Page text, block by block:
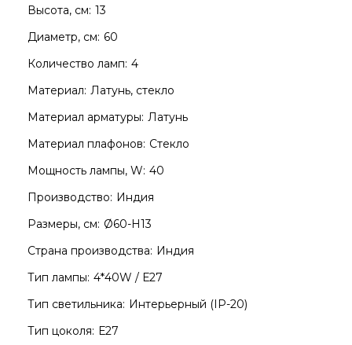
Высота, см: 13
Диаметр, см: 60
Количество ламп: 4
Материал: Латунь, стекло
Материал арматуры: Латунь
Материал плафонов: Стекло
Мощность лампы, W: 40
Производство: Индия
Размеры, см: Ø60-H13
Страна производства: Индия
Тип лампы: 4*40W / Е27
Тип светильника: Интерьерный (IP-20)
Тип цоколя: Е27